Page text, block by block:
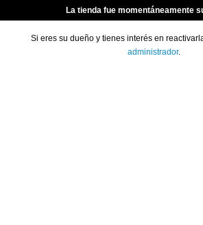
La tienda fue momentáneamente
Si eres su dueño y tienes interés en
administrador.